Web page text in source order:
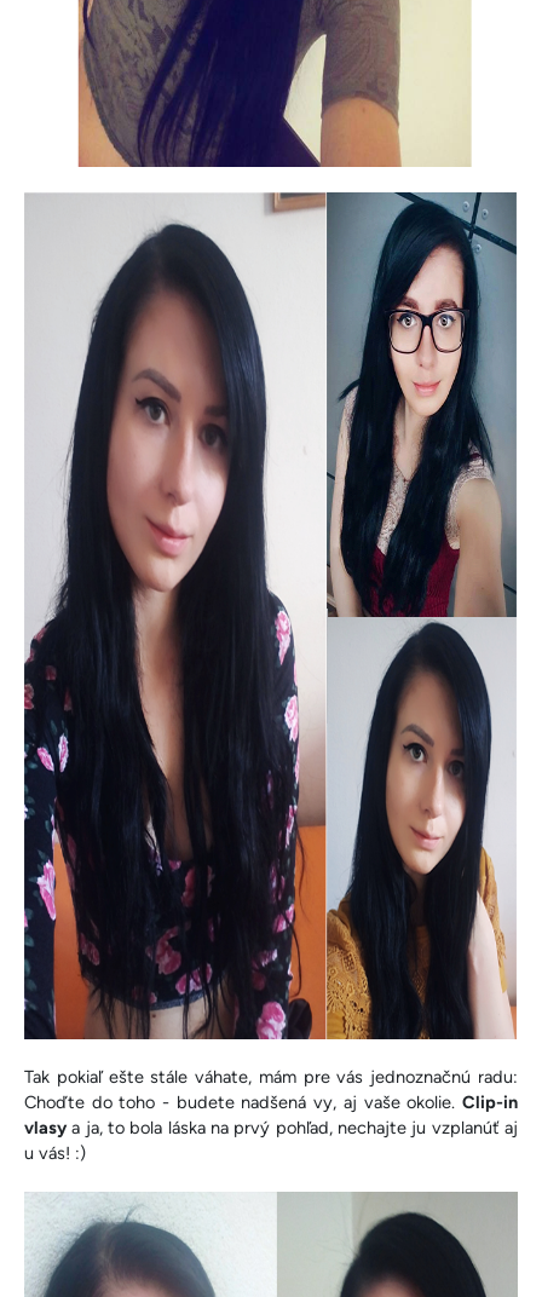
Tak pokiaľ ešte stále váhate, mám pre vás jednoznačnú radu:
Choďte do toho - budete nadšená vy, aj vaše okolie. Clip-in
vlasy a ja, to bola láska na prvý pohľad, nechajte ju vzplanúť aj
u vás! :)